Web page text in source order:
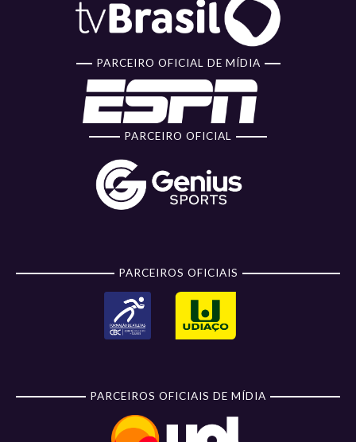
PARCEIRO OFICIAL DE MÍDIA
PARCEIRO OFICIAL
PARCEIROS OFICIAIS
PARCEIROS OFICIAIS DE MÍDIA